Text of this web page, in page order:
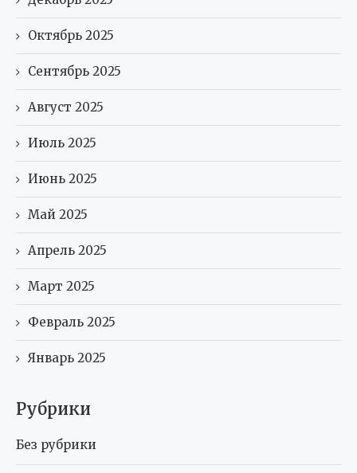
Октябрь 2025
Сентябрь 2025
Август 2025
Июль 2025
Июнь 2025
Май 2025
Апрель 2025
Март 2025
Февраль 2025
Январь 2025
Рубрики
Без рубрики